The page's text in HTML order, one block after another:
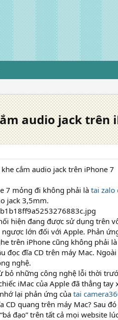
audio jack trên
cắm audio jack trên iPhone 7
7 mỏng đi không phải là tai zalo
jack 3,5mm.
hiện đang được sử dụng trên
lớn đối với Apple. Phản
trên iPhone cũng không phải
đọc đĩa CD trên máy Mac.
nghệ.
bỏ những công nghệ lỗi thời
iMac của Apple đã thẳng
lại phản ứng củatai
CD quang trên máy Mac? Sau
đạo” trên tất cả mọi website